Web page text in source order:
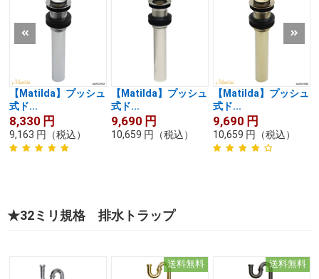
【Matilda】プッシュ
式ド...
8,330 円
9,163 円 （税込）
【Matilda】プッシュ
式ド...
9,690 円
10,659 円 （税込）
【Matilda】プッシュ
式ド...
9,690 円
10,659 円 （税込）
★32ミリ規格 排水トラップ
送料無料 送料無料